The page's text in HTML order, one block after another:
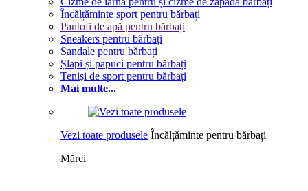
Încălțăminte sport pentru bărbați
Pantofi de apă pentru bărbați
Sneakers pentru bărbați
Sandale pentru bărbați
Șlapi și papuci pentru bărbați
Teniși de sport pentru bărbați
Mai multe...
Vezi toate produsele Încălțăminte pentru bărbați
Mărci